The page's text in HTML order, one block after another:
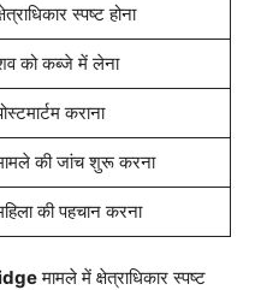
स्पष्ट होना
को कब्जे में लेना
कराना
की जांच शुरू करना
की पहचान करना
मामले में क्षेत्राधिकार स्पष्ट